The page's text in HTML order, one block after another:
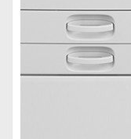
dịch vụ chăm
hàng ở đây sẽ
cách nhiệt tình
Thịnh Phátcòn